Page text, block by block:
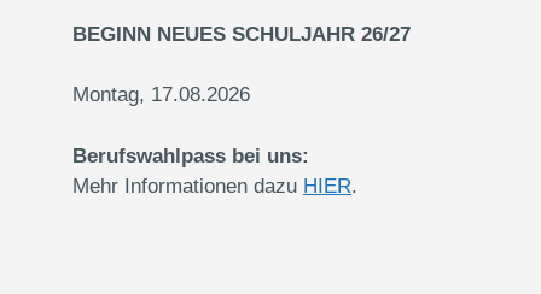
BEGINN NEUES SCHULJAHR 26/27
Montag, 17.08.2026
Berufswahlpass bei uns:
Mehr Informationen dazu HIER.